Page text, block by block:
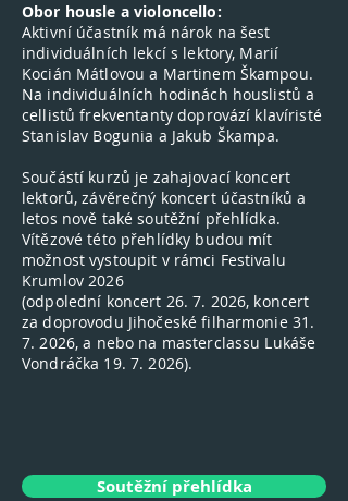
Obor housle a violoncello:
Aktivní účastník má nárok na šest
individuálních lekcí s lektory, Marií
Kocián Mátlovou a Martinem Škampou.
Na individuálních hodinách houslistů a
cellistů frekventanty doprovází klavíristé
Stanislav Bogunia a Jakub Škampa.
​Součástí kurzů je zahajovací koncert
lektorů, závěrečný koncert účastníků a
letos nově také soutěžní přehlídka.
Vítězové této přehlídky budou mít
možnost vystoupit v rámci Festivalu
Krumlov 2026
(odpolední koncert 26. 7. 2026, koncert
za doprovodu Jihočeské filharmonie 31.
7. 2026, a nebo na masterclassu Lukáše
Vondráčka 19. 7. 2026).
Soutěžní přehlídka